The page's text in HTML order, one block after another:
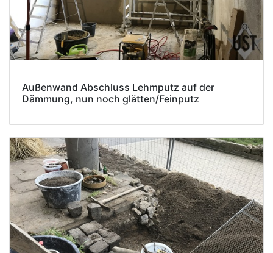
Außenwand Abschluss Lehmputz auf der
Dämmung, nun noch glätten/Feinputz